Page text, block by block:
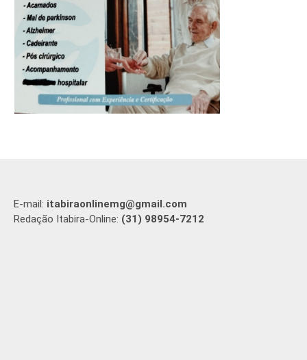
E-mail: itabiraonlinemg@gmail.com
Redação Itabira-Online: (31) 98954-7212